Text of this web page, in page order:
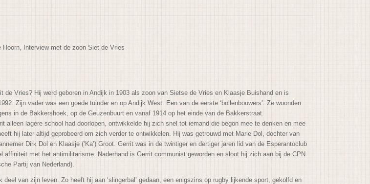
Interview met de zoon Siet de Vries
de Vries? Hij werd geboren in Andijk in 1903 als zoon van Sietse de Vries en Klaasje Buishand en is
Zijn vader was een goede tuinder en op Andijk West. Een van de eerste ‘bollenbouwers’. Ze woonden
in de Bakkershoek, op de Geuzenbuurt en vanaf 1914 op het einde van de Bakkerstraat.
alleen lagere school had doorlopen, ontwikkelde hij zich snel tot iemand die begon mee te denken en mee
hij later altijd geprobeerd om zich verder te ontwikkelen. Hij was getrouwd met Marie Dol, dochter van
Dirk Dol en Klaasje (‘Ka’) Groot. Gerrit was in de twintiger en dertiger jaren lid van de Esperantoclub
affiniteit met het antimilitarisme. Naderhand is Gerrit communist geworden en sloot hij zich aan bij de CPN
Partij van Nederland).
deel van zijn leven. Zo heeft hij aan ‘slingerbal’ gedaan, een enigszins op rugby lijkende sport, gekolfd en